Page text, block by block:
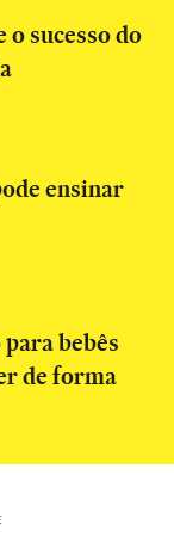
o sucesso do
ensinar
bebês
de forma